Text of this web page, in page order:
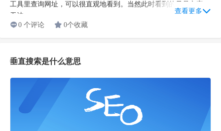
工具里查询网址，可以很直观地看到。当然此时看到的只是文字，
无法...
查看更多
0 个评论
0个收藏
垂直搜索是什么意思